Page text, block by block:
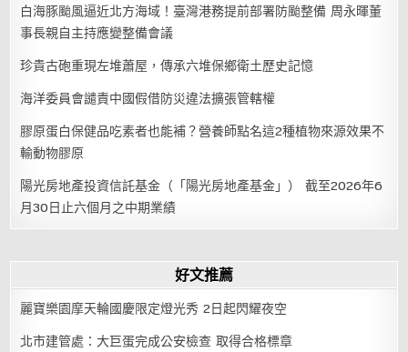
白海豚颱風逼近北方海域！臺灣港務提前部署防颱整備 周永暉董
事長親自主持應變整備會議
珍貴古砲重現左堆蕭屋，傳承六堆保鄉衛土歷史記憶
海洋委員會譴責中國假借防災違法擴張管轄權
膠原蛋白保健品吃素者也能補？營養師點名這2種植物來源效果不
輸動物膠原
陽光房地產投資信託基金（「陽光房地產基金」） 截至2026年6
月30日止六個月之中期業績
好文推薦
麗寶樂園摩天輪國慶限定燈光秀 2日起閃耀夜空
北市建管處：大巨蛋完成公安檢查 取得合格標章